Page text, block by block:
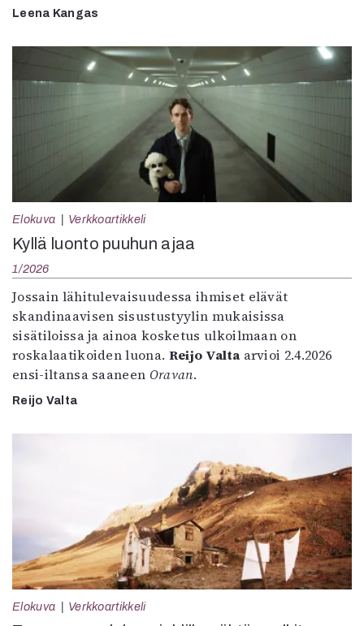
Leena Kangas
Elokuva Verkkoartikkeli
Kyllä luonto puuhun ajaa
1/2026
Jossain lähitulevaisuudessa ihmiset elävät
skandinaavisen sisustustyylin mukaisissa
sisätiloissa ja ainoa kosketus ulkoilmaan on
roskalaatikoiden luona. Reijo Valta arvioi 2.4.2026
ensi-iltansa saaneen Oravan.
Reijo Valta
Elokuva Verkkoartikkeli